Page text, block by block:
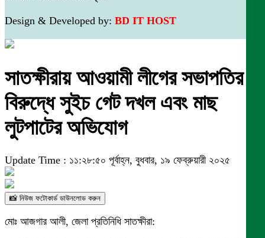
Design & Developed by: BD IT HOST
সাতক্ষীরায় আওয়ামী লীগের সভাপতির
বিরুদ্ধে সুইচ গেট দখল এবং মাছ
লুটপাটের অভিযোগ
Update Time : ১১:২৮:৫০ পূর্বাহ্ন, বুধবার, ১৯ ফেব্রুয়ারী ২০২৫
📸 নিউজ ফটোকার্ড ডাউনলোড করুন
মোঃ আজগার আলী, জেলা প্রতিনিধি সাতক্ষীরা: